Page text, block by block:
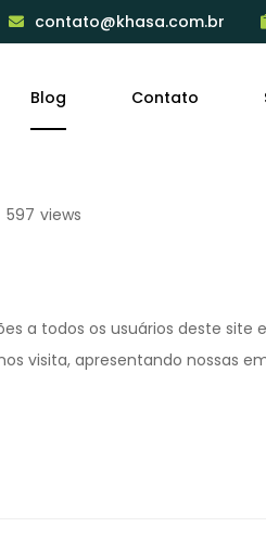
contato@khasa.com.br
Blog Contato
views
597
a todos os usuários deste site
visita, apresentando nossas